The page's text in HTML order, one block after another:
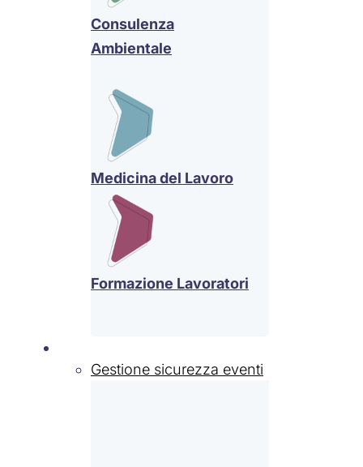
Consulenza
Ambientale
Medicina del Lavoro
Formazione Lavoratori
Gestione sicurezza eventi